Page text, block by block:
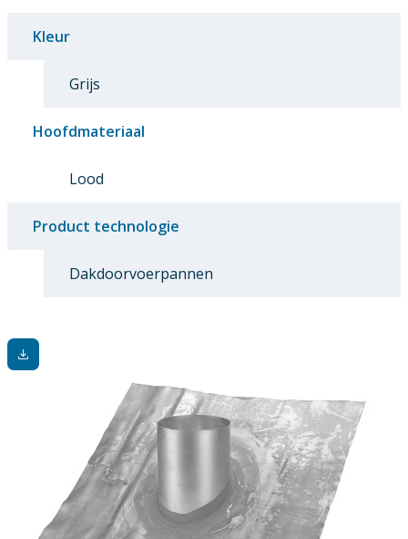
Kleur
Grijs
Hoofdmateriaal
Lood
Product technologie
Dakdoorvoerpannen